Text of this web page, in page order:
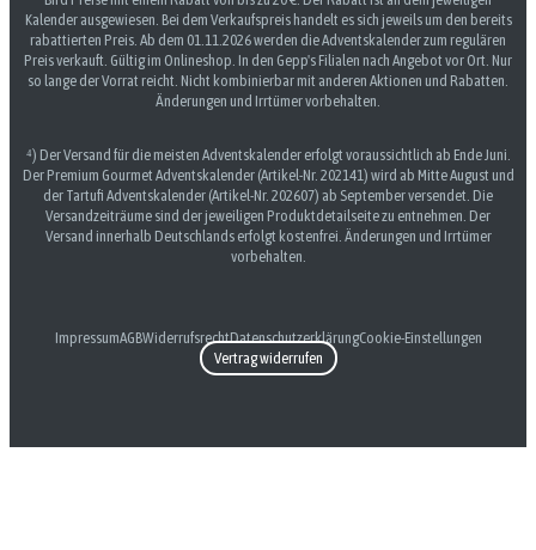
Kalender ausgewiesen. Bei dem Verkaufspreis handelt es sich jeweils um den bereits
rabattierten Preis. Ab dem 01.11.2026 werden die Adventskalender zum regulären
Preis verkauft. Gültig im Onlineshop. In den Gepp's Filialen nach Angebot vor Ort. Nur
so lange der Vorrat reicht. Nicht kombinierbar mit anderen Aktionen und Rabatten.
Änderungen und Irrtümer vorbehalten.
⁴) Der Versand für die meisten Adventskalender erfolgt voraussichtlich ab Ende Juni.
Der Premium Gourmet Adventskalender (Artikel-Nr. 202141) wird ab Mitte August und
der Tartufi Adventskalender (Artikel-Nr. 202607) ab September versendet. Die
Versandzeiträume sind der jeweiligen Produktdetailseite zu entnehmen. Der
Versand innerhalb Deutschlands erfolgt kostenfrei. Änderungen und Irrtümer
vorbehalten.
ImpressumAGBWiderrufsrechtDatenschutzerklärungCookie-Einstellungen
Vertrag widerrufen